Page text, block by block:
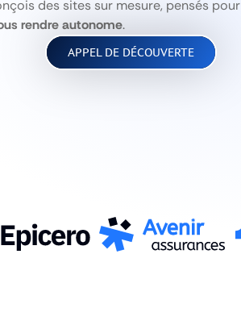
des sites sur mesure, pensés pour
rendre autonome.
APPEL DE DÉCOUVERTE